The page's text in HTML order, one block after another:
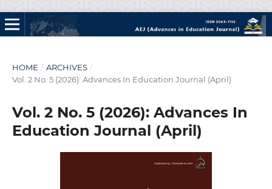
HOME / ARCHIVES /
Vol. 2 No. 5 (2026): Advances In Education Journal (April)
Vol. 2 No. 5 (2026): Advances In
Education Journal (April)